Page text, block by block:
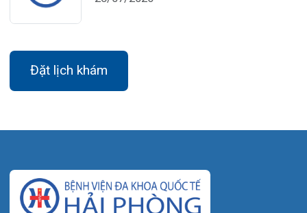
Thứ 2 – Thứ 6: 06:00 – 20:00
Thứ 7 – Chủ nhật: 06:30 – 16:30
Khoa Khám bệnh: Thứ 2 – Thứ 6
Sáng: 07:00 – 12:00
Chiều: 13:30 – 16:30
Hải Phòng và khu vực vùng duyên hải Bắc
Gọi Tổng đài 0225-3955 888